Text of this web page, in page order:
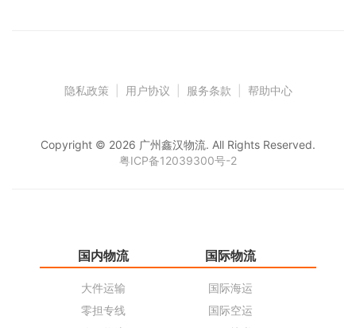
隐私政策 用户协议 服务条款 帮助中心
Copyright © 2026 广州鑫汉物流. All Rights Reserved.
粤ICP备12039300号-2
国内物流
大件运输
零担专线
国际物流
国际海运
国际空运